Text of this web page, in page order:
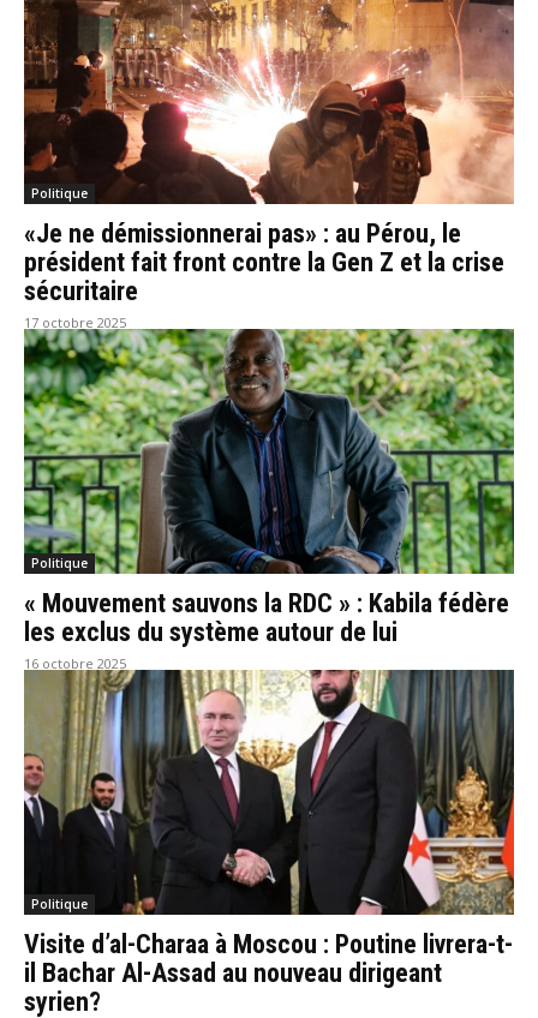
Politique
«Je ne démissionnerai pas» : au Pérou, le
président fait front contre la Gen Z et la crise
sécuritaire
17 octobre 2025
Politique
« Mouvement sauvons la RDC » : Kabila fédère
les exclus du système autour de lui
16 octobre 2025
Politique
Visite d’al-Charaa à Moscou : Poutine livrera-t-
il Bachar Al-Assad au nouveau dirigeant
syrien?